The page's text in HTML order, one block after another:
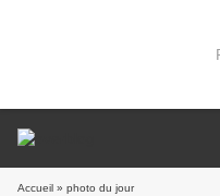
Accueil » photo du jour